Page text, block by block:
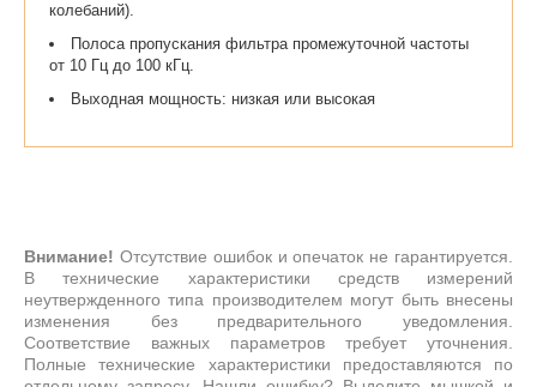
колебаний).
Полоса пропускания фильтра промежуточной частоты
от 10 Гц до 100 кГц.
Выходная мощность: низкая или высокая
Внимание! Отсутствие ошибок и опечаток не гарантируется.
В технические характеристики средств измерений
неутвержденного типа производителем могут быть внесены
изменения без предварительного уведомления.
Соответствие важных параметров требует уточнения.
Полные технические характеристики предоставляются по